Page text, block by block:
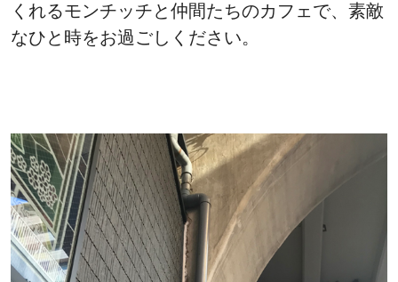
くれるモンチッチと仲間たちのカフェで、素敵
なひと時をお過ごしください。